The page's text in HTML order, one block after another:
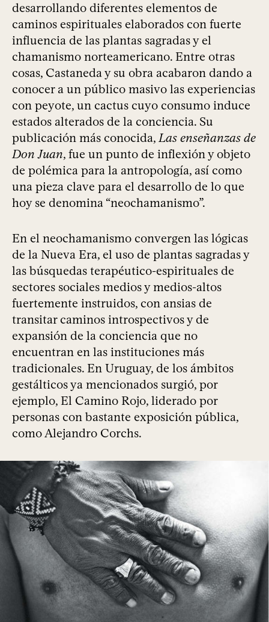
desarrollando diferentes elementos de
caminos espirituales elaborados con fuerte
influencia de las plantas sagradas y el
chamanismo norteamericano. Entre otras
cosas, Castaneda y su obra acabaron dando a
conocer a un público masivo las experiencias
con peyote, un cactus cuyo consumo induce
estados alterados de la conciencia. Su
publicación más conocida, Las enseñanzas de
Don Juan, fue un punto de inflexión y objeto
de polémica para la antropología, así como
una pieza clave para el desarrollo de lo que
hoy se denomina “neochamanismo”.
En el neochamanismo convergen las lógicas
de la Nueva Era, el uso de plantas sagradas y
las búsquedas terapéutico-espirituales de
sectores sociales medios y medios-altos
fuertemente instruidos, con ansias de
transitar caminos introspectivos y de
expansión de la conciencia que no
encuentran en las instituciones más
tradicionales. En Uruguay, de los ámbitos
gestálticos ya mencionados surgió, por
ejemplo, El Camino Rojo, liderado por
personas con bastante exposición pública,
como Alejandro Corchs.